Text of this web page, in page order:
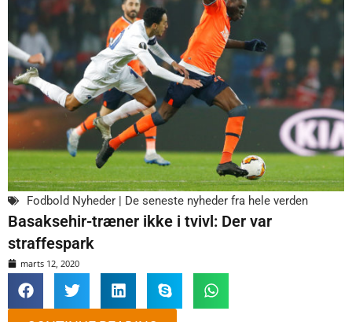
Fodbold Nyheder | De seneste nyheder fra hele verden
Basaksehir-træner ikke i tvivl: Der var
straffespark
marts 12, 2020